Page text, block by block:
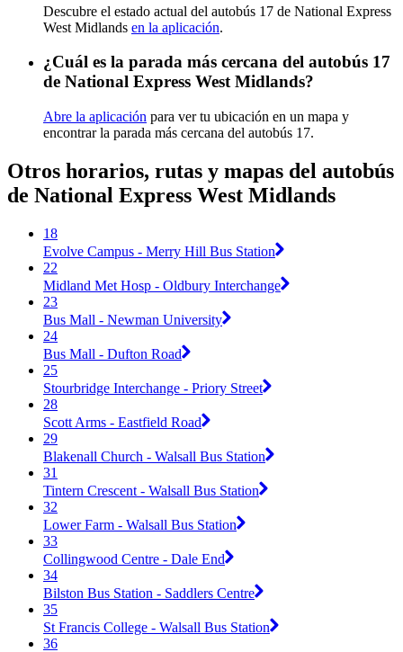
Descubre el estado actual del autobús 17 de National Express
West Midlands en la aplicación.
¿Cuál es la parada más cercana del autobús 17
de National Express West Midlands?
Abre la aplicación para ver tu ubicación en un mapa y
encontrar la parada más cercana del autobús 17.
Otros horarios, rutas y mapas del autobús
de National Express West Midlands
18
Evolve Campus - Merry Hill Bus Station
22
Midland Met Hosp - Oldbury Interchange
23
Bus Mall - Newman University
24
Bus Mall - Dufton Road
25
Stourbridge Interchange - Priory Street
28
Scott Arms - Eastfield Road
29
Blakenall Church - Walsall Bus Station
31
Tintern Crescent - Walsall Bus Station
32
Lower Farm - Walsall Bus Station
33
Collingwood Centre - Dale End
34
Bilston Bus Station - Saddlers Centre
35
St Francis College - Walsall Bus Station
36